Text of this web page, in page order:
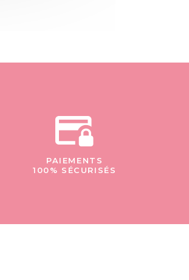
PAIEMENTS
100% SÉCURISÉS